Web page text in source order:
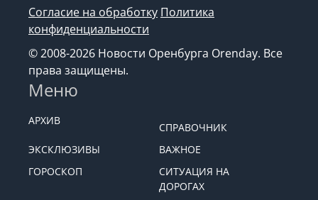
Согласие на обработку Политика
конфиденциальности
© 2008-2026 Новости Оренбурга Orenday. Все
права защищены.
Меню
АРХИВ
СПРАВОЧНИК
ЭКСКЛЮЗИВЫ
ВАЖНОЕ
ГОРОСКОП
СИТУАЦИЯ НА
ДОРОГАХ